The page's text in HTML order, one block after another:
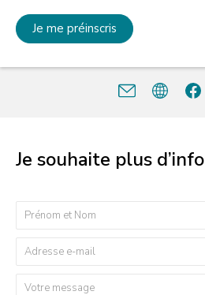
Je me préinscris
Je souhaite plus